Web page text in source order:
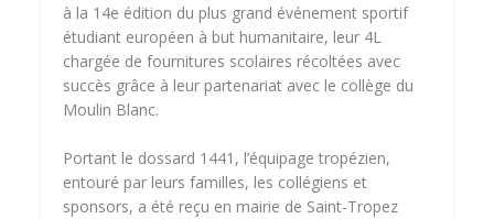
à la 14e édition du plus grand événement sportif
étudiant européen à but humanitaire, leur 4L
chargée de fournitures scolaires récoltées avec
succès grâce à leur partenariat avec le collège du
Moulin Blanc.
Portant le dossard 1441, l’équipage tropézien,
entouré par leurs familles, les collégiens et
sponsors, a été reçu en mairie de Saint-Tropez